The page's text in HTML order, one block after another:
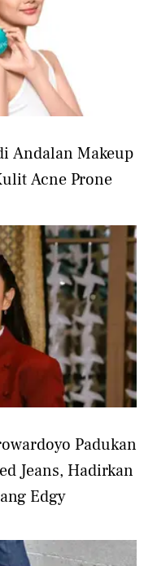
Andalan Makeup
Acne Prone
Padukan
Jeans, Hadirkan
Edgy